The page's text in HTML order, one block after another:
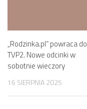
„Rodzinka.pl” powraca do
TVP2. Nowe odcinki w
sobotnie wieczory
16 SIERPNIA 2025